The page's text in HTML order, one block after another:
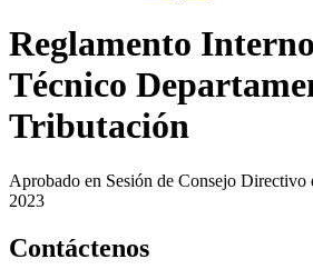
Reglamento
Técnico
Tributación
Aprobado en Sesión de Consejo Directivo
2023
Contáctenos